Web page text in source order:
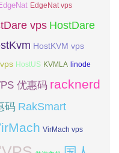
EdgeNat vps
vps HostDare
HostKVM vps
HostUS KVMLA linode
优惠码 racknerd
码 RakSmart
VirMach vps